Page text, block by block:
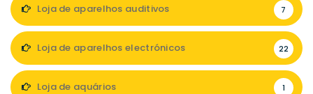
Loja de aparelhos auditivos 7
Loja de aparelhos electrónicos 22
Loja de aquários 1